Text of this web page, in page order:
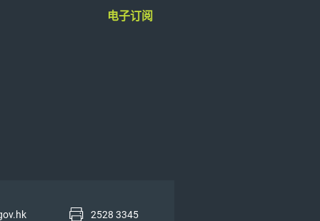
电子订阅
2528 3345